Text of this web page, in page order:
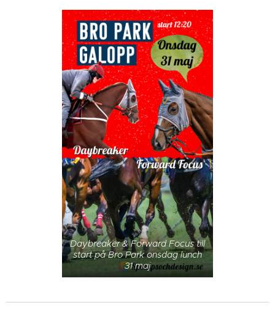
Daybreaker & Forward Focus till
start på Bro Park onsdag lunch
31 maj